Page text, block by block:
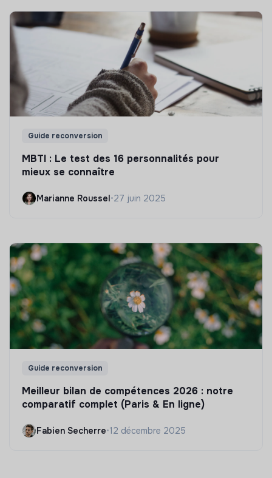
Guide reconversion
MBTI : Le test des 16 personnalités pour
mieux se connaître
Marianne Roussel•27 juin 2025
Guide reconversion
Meilleur bilan de compétences 2026 : notre
comparatif complet (Paris & En ligne)
Fabien Secherre•12 décembre 2025